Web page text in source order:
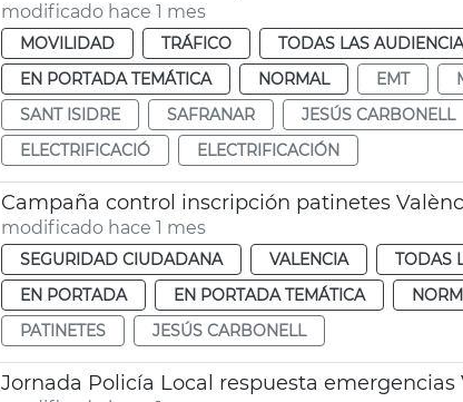
modificado hace 1 mes
MOVILIDAD TRÁFICO TODAS LAS
EN PORTADA TEMÁTICA
NORMAL EMT
SANT ISIDRE
SAFRANAR JESÚS CARBONELL
ELECTRIFICACIÓ
ELECTRIFICACIÓN
Campaña control inscripción patinetes
modificado hace 1 mes
SEGURIDAD CIUDADANA VALENCIA TODAS
EN PORTADA
EN PORTADA TEMÁTICA
PATINETES
JESÚS CARBONELL
Jornada Policía Local respuesta emergencias